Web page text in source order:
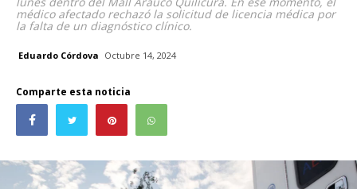
médico afectado rechazó la solicitud de licencia médica por
la falta de un diagnóstico clínico.
Eduardo Córdova Octubre 14, 2024
Comparte esta noticia